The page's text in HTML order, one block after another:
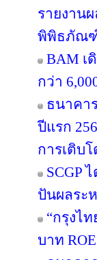
รายงาน
พิพิธภัณฑ์
BAM
กว่า
ธนาคา
ปีแรก
การเติบ
SCGP
ปันผลระ
“กรุงไ
บาท